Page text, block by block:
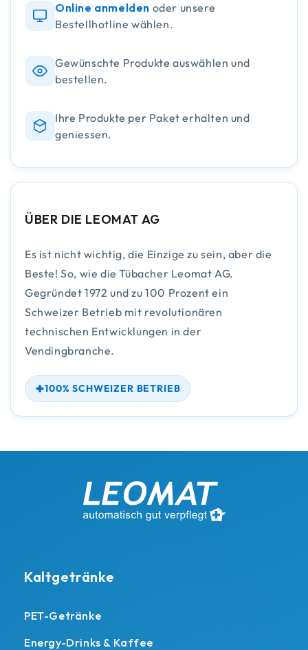
Online anmelden oder unsere
Bestellhotline wählen.
Gewünschte Produkte auswählen und
bestellen.
Ihre Produkte per Paket erhalten und
geniessen.
ÜBER DIE LEOMAT AG
Es ist nicht wichtig, die Einzige zu sein, aber die
Beste! So, wie die Tübacher Leomat AG.
Gegründet 1972 und zu 100 Prozent ein
Schweizer Betrieb mit revolutionären
technischen Entwicklungen in der
Vendingbranche.
100% SCHWEIZER BETRIEB
Kaltgetränke
PET-Getränke
Energy-Drinks & Kaffee